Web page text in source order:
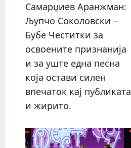
Самарџиев Аранжман:
Љупчо Соколовски –
Бубе Честитки за
освоените признанија
и за уште една песна
која остави силен
впечаток кај публиката
и жирито.